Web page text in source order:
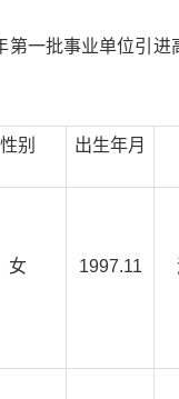
批事业单位引进
性别 出生年月
女 1997.11